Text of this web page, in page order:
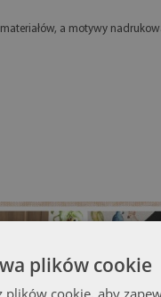
a motywy
plików cookie
plików cookie, aby